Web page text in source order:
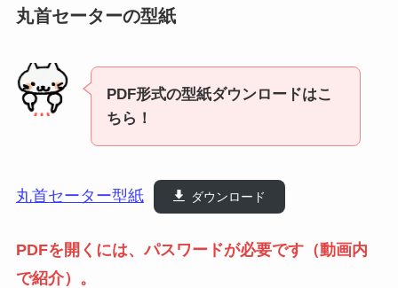
丸首セーターの型紙
PDF形式の型紙ダウンロードはこ
ちら！
丸首セーター型紙 ダウンロード
PDFを開くには、パスワードが必要です（動画内
で紹介）
。